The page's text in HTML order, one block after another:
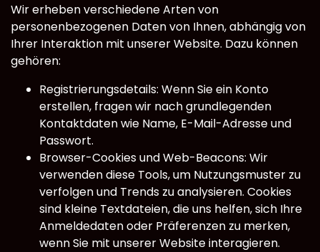
Wir erheben verschiedene Arten von
personenbezogenen Daten von Ihnen, abhängig von
Ihrer Interaktion mit unserer Website. Dazu können
gehören:
Registrierungsdetails: Wenn Sie ein Konto
erstellen, fragen wir nach grundlegenden
Kontaktdaten wie Name, E-Mail-Adresse und
Passwort.
Browser-Cookies und Web-Beacons: Wir
verwenden diese Tools, um Nutzungsmuster zu
verfolgen und Trends zu analysieren. Cookies
sind kleine Textdateien, die uns helfen, sich Ihre
Anmeldedaten oder Präferenzen zu merken,
wenn Sie mit unserer Website interagieren.